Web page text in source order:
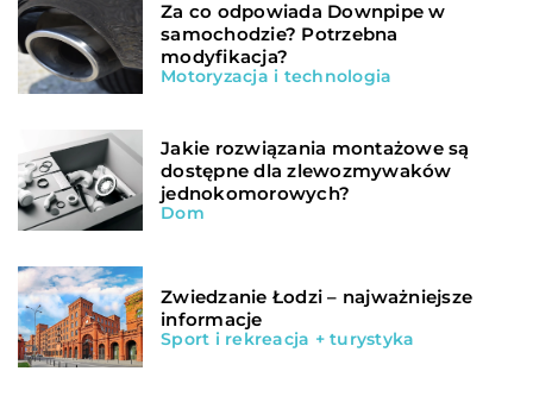
Za co odpowiada Downpipe w
samochodzie? Potrzebna
modyfikacja?
Motoryzacja i technologia
Jakie rozwiązania montażowe są
dostępne dla zlewozmywaków
jednokomorowych?
Dom
Zwiedzanie Łodzi – najważniejsze
informacje
Sport i rekreacja + turystyka